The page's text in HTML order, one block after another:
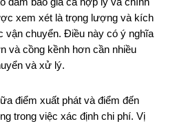
xem xét là trọng lượng và kích
vận chuyển. Điều này có ý nghĩa
và cồng kềnh hơn cần nhiều
và xử lý.
điểm xuất phát và điểm đến
trong việc xác định chi phí. Vị